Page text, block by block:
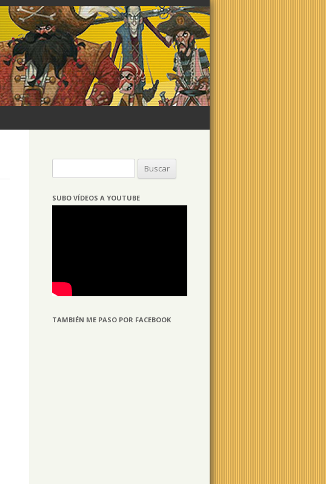
SUBO VÍDEOS A YOUTUBE
TAMBIÉN ME PASO POR FACEBOOK